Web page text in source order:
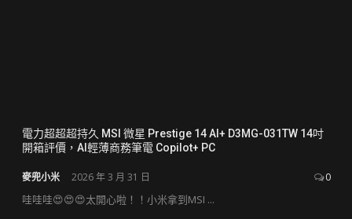
電力超超超持久 MSI 微星 Prestige 14 AI+ D3MG-031TW 14吋
開箱評價，AI輕薄商務筆電 Copilot+ PC
麥兜小米 2026 年 3 月 31 日 0
哇哇哇😍😍😍太開心啦！！小米拿到MSI ...